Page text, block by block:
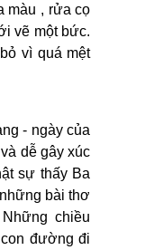
màu , rửa cọ
vẽ một bức.
vì quá mệt
- ngày của
dễ gây xúc
sự thấy Ba
bài thơ
chiều
đường đi